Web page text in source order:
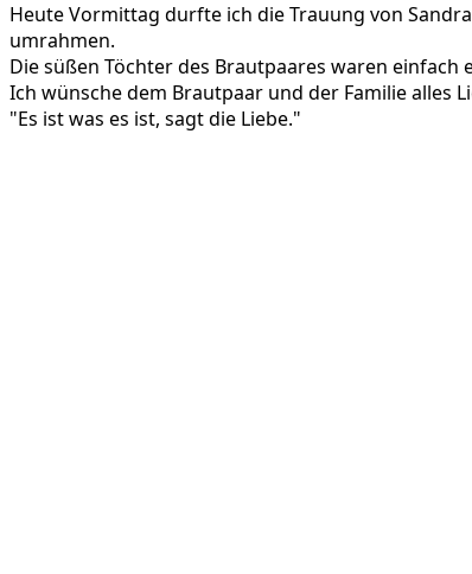
Heute Vormittag durfte ich die Trauung von
umrahmen.
Die süßen Töchter des Brautpaares waren einfach
Ich wünsche dem Brautpaar und der Familie alles
"Es ist was es ist, sagt die Liebe."